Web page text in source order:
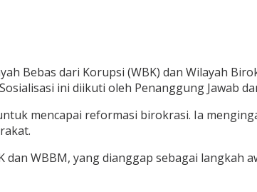
Bebas dari Korupsi (WBK) dan Wilayah
ini diikuti oleh Penanggung Jawab
mencapai reformasi birokrasi. Ia
WBBM, yang dianggap sebagai langkah